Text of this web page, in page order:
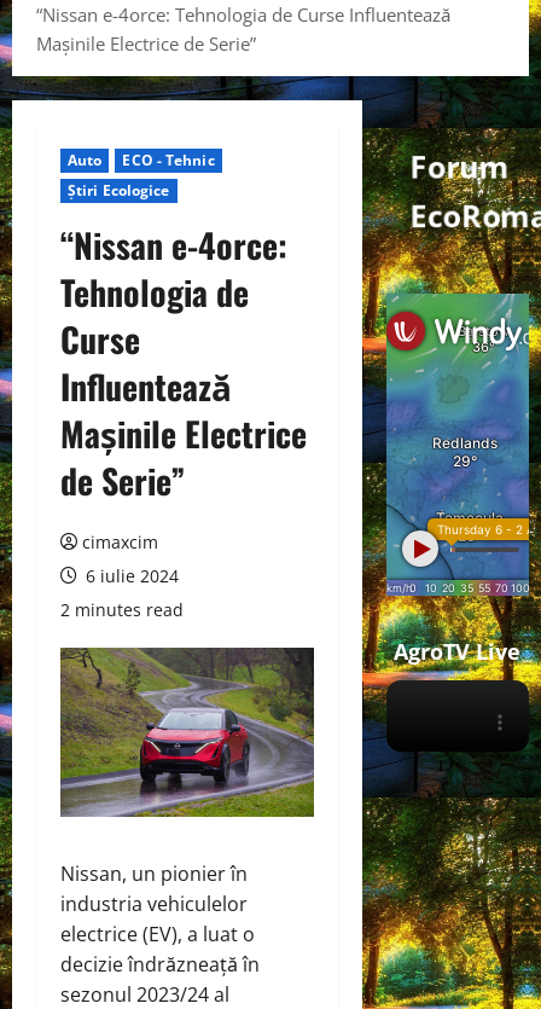
“Nissan e-4orce: Tehnologia de Curse Influentează
Mașinile Electrice de Serie”
Auto
ECO - Tehnic
Știri Ecologice
“Nissan e-4orce:
Tehnologia de
Curse
Influentează
Mașinile Electrice
de Serie”
cimaxcim
6 iulie 2024
2 minutes read
Nissan, un pionier în
industria vehiculelor
electrice (EV), a luat o
decizie îndrăzneață în
sezonul 2023/24 al
Forum
AgroTV Live